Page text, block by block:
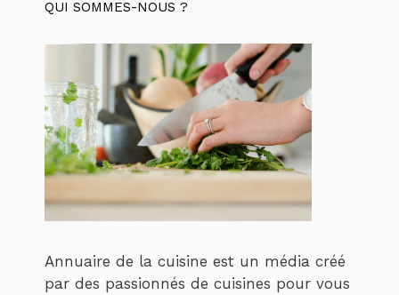
QUI SOMMES-NOUS ?
Annuaire de la cuisine est un média créé
par des passionnés de cuisines pour vous